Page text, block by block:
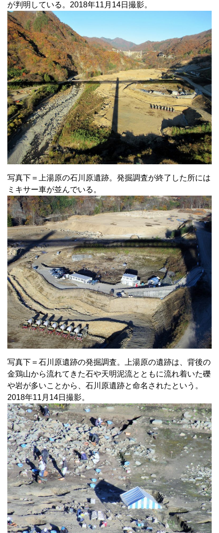
が判明している。2018年11月14日撮影。
写真下＝上湯原の石川原遺跡。発掘調査が終了した所には
ミキサー車が並んでいる。
写真下＝石川原遺跡の発掘調査。上湯原の遺跡は、背後の
金鶏山から流れてきた石や天明泥流とともに流れ着いた礫
や岩が多いことから、石川原遺跡と命名されたという。
2018年11月14日撮影。